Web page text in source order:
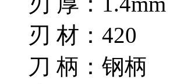
刃 材：420
刀 柄：钢柄